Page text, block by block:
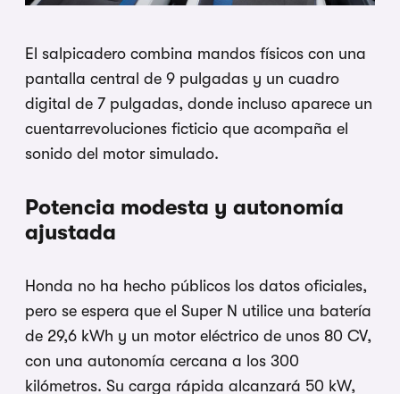
El salpicadero combina mandos físicos con una
pantalla central de 9 pulgadas y un cuadro
digital de 7 pulgadas, donde incluso aparece un
cuentarrevoluciones ficticio que acompaña el
sonido del motor simulado.
Potencia modesta y autonomía
ajustada
Honda no ha hecho públicos los datos oficiales,
pero se espera que el Super N utilice una batería
de 29,6 kWh y un motor eléctrico de unos 80 CV,
con una autonomía cercana a los 300
kilómetros. Su carga rápida alcanzará 50 kW,